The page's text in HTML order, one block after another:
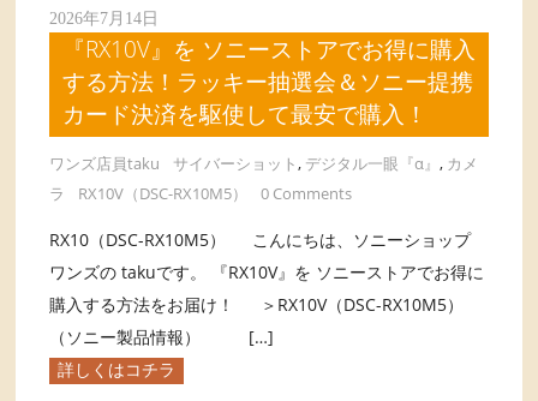
2026年7月14日
『RX10V』を ソニーストアでお得に購入
する方法！ラッキー抽選会＆ソニー提携
カード決済を駆使して最安で購入！
ワンズ店員taku サイバーショット, デジタル一眼『α』, カメ
ラ
RX10V（DSC-RX10M5） 0 Comments
RX10（DSC-RX10M5） こんにちは、ソニーショップ
ワンズの takuです。 『RX10V』を ソニーストアでお得に
購入する方法をお届け！ ＞RX10V（DSC-RX10M5）
（ソニー製品情報） […]
詳しくはコチラ